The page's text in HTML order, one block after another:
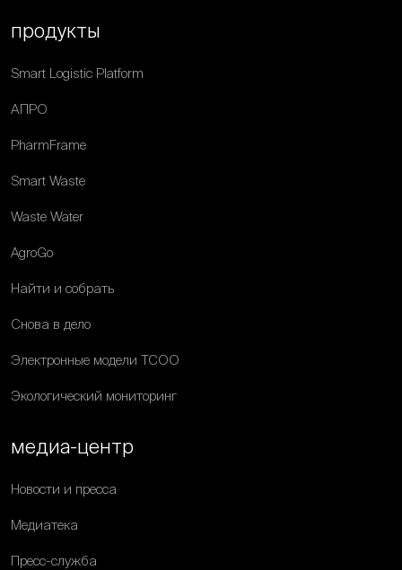
продукты
Smart Logistic Platform
АПРО
PharmFrame
Smart Waste
Waste Water
AgroGo
Найти и собрать
Снова в дело
Электронные модели ТСОО
Экологический мониторинг
медиа-центр
Новости и пресса
Медиатека
Пресс-служба